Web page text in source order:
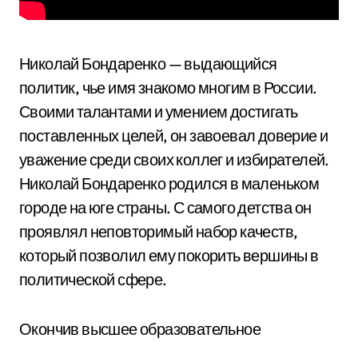
Николай Бондаренко — выдающийся
политик, чье имя знакомо многим в России.
Своими талантами и умением достигать
поставленных целей, он завоевал доверие и
уважение среди своих коллег и избирателей.
Николай Бондаренко родился в маленьком
городе на юге страны. С самого детства он
проявлял неповторимый набор качеств,
который позволил ему покорить вершины в
политической сфере.
Окончив высшее образовательное